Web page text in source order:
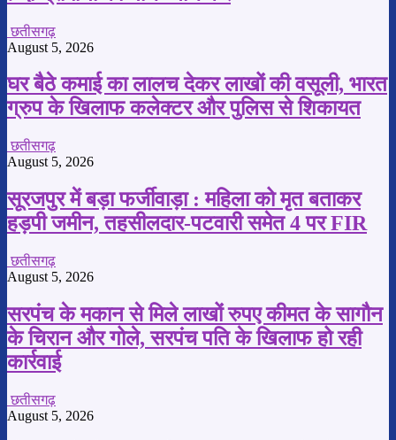
छतीसगढ़
August 5, 2026
घर बैठे कमाई का लालच देकर लाखों की वसूली, भारत
ग्रुप के खिलाफ कलेक्टर और पुलिस से शिकायत
छतीसगढ़
August 5, 2026
सूरजपुर में बड़ा फर्जीवाड़ा : महिला को मृत बताकर
हड़पी जमीन, तहसीलदार-पटवारी समेत 4 पर FIR
छतीसगढ़
August 5, 2026
सरपंच के मकान से मिले लाखों रुपए कीमत के सागौन
के चिरान और गोले, सरपंच पति के खिलाफ हो रही
कार्रवाई
छतीसगढ़
August 5, 2026